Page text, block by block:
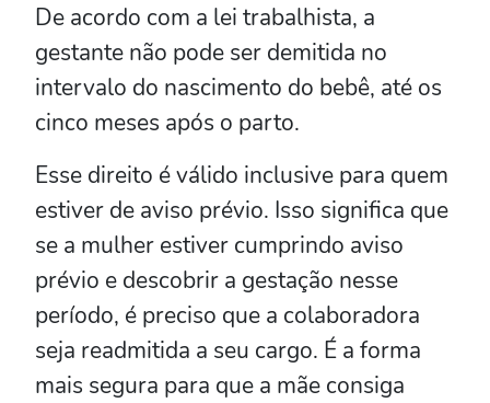
De acordo com a lei trabalhista, a
gestante não pode ser demitida no
intervalo do nascimento do bebê, até os
cinco meses após o parto.
Esse direito é válido inclusive para quem
estiver de aviso prévio. Isso significa que
se a mulher estiver cumprindo aviso
prévio e descobrir a gestação nesse
período, é preciso que a colaboradora
seja readmitida a seu cargo. É a forma
mais segura para que a mãe consiga